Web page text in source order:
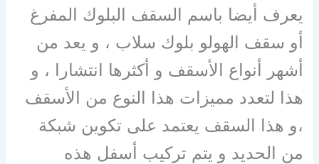
يعرف أيضا باسم السقف البلوك المفرغ
أو سقف الهولو بلوك سلاب ، و يعد من
أشهر أنواع الأسقف و أكثرها انتشارا ، و
هذا لتعدد مميزات هذا النوع من الأسقف
،و هذا السقف يعتمد على تكوين شبكة
من الحديد و يتم تركيب أسفل هذه